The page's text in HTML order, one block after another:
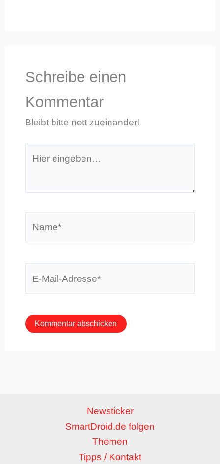
Schreibe einen
Kommentar
Bleibt bitte nett zueinander!
eingeben…
Newsticker
SmartDroid.de folgen
Themen
Tipps / Kontakt